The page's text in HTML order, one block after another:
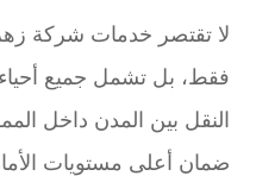
لا تقتصر خدمات شركة
فقط، بل تشمل جميع أحياء
النقل بين المدن داخل
ضمان أعلى مستويات